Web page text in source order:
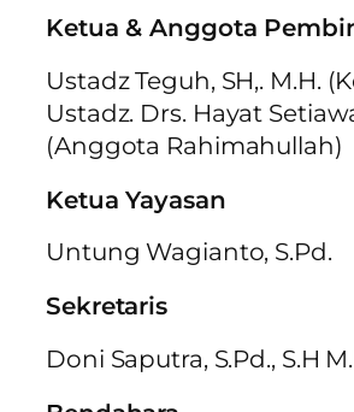
Ketua & Anggota
Ustadz Teguh, SH,. M.H.
Ustadz. Drs. Hayat
(Anggota Rahimahullah)
Ketua Yayasan
Untung Wagianto, S.Pd.
Sekretaris
Doni Saputra, S.Pd., S.H